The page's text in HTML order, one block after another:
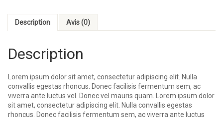
Description Avis (0)
Description
Lorem ipsum dolor sit amet, consectetur adipiscing elit. Nulla
convallis egestas rhoncus. Donec facilisis fermentum sem, ac
viverra ante luctus vel. Donec vel mauris quam. Lorem ipsum dolor
sit amet, consectetur adipiscing elit. Nulla convallis egestas
rhoncus. Donec facilisis fermentum sem, ac viverra ante luctus